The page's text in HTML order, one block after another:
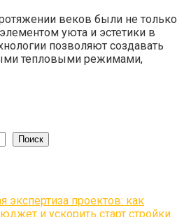
веков были не только
уюта и эстетики в
позволяют создавать
тепловыми режимами,
Поиск
экспертиза проектов: как
и ускорить старт стройки